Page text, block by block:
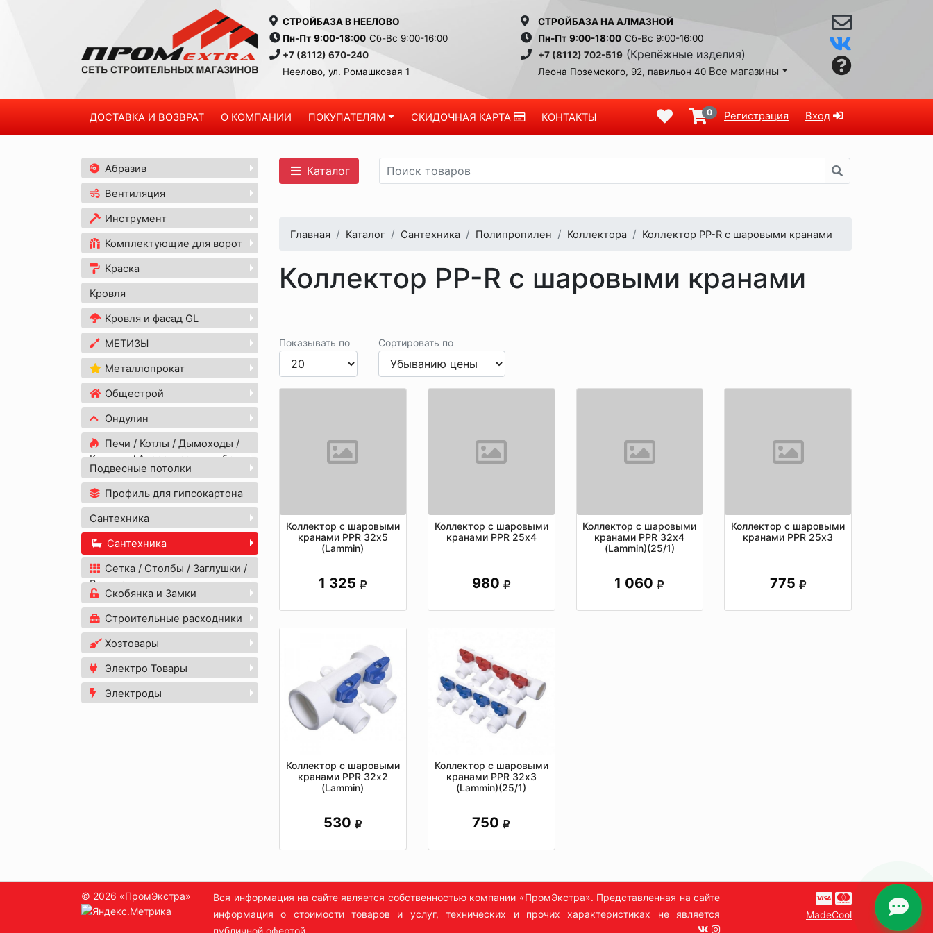
СТРОЙБАЗА В НЕЕЛОВО
Пн-Пт 9:00-18:00 Сб-Вс 9:00-16:00
+7 (8112) 670-240
Неелово, ул. Ромашковая 1
СТРОЙБАЗА НА АЛМАЗНОЙ
Пн-Пт 9:00-18:00 Сб-Вс 9:00-16:00
+7 (8112) 702-519 (Крепёжные изделия)
Леона Поземского, 92, павильон 40 Все магазины
ДОСТАВКА И ВОЗВРАТ О КОМПАНИИ ПОКУПАТЕЛЯМ СКИДОЧНАЯ КАРТА КОНТАКТЫ 0 Регистрация Вход
Абразив
Вентиляция
Инструмент
Комплектующие для ворот
Краска
Кровля
Кровля и фасад GL
МЕТИЗЫ
Металлопрокат
Общестрой
Ондулин
Печи / Котлы / Дымоходы /
Камины / Аксессуары для бани
Подвесные потолки
Профиль для гипсокартона
Сантехника
Сантехника
Сетка / Столбы / Заглушки /
Ворота
Скобянка и Замки
Строительные расходники
Хозтовары
Электро Товары
Электроды
Каталог
Главная Каталог Сантехника Полипропилен Коллектора Коллектор PP-R с шаровыми кранами
Коллектор PP-R с шаровыми кранами
Показывать по Сортировать по
Коллектор с шаровыми
кранами PPR 32х5
(Lammin)
1 325
Коллектор с шаровыми
кранами PPR 25х4
980
Коллектор с шаровыми
кранами PPR 32х4
(Lammin)(25/1)
1 060
Коллектор с шаровыми
кранами PPR 25х3
775
Коллектор с шаровыми
кранами PPR 32х2
(Lammin)
530
Коллектор с шаровыми
кранами PPR 32х3
(Lammin)(25/1)
750
© 2026 «ПромЭкстра»
Вся информация на сайте является собственностью компании «ПромЭкстра». Представленная на сайте
информация о стоимости товаров и услуг, технических и прочих характеристиках не является
публичной офертой
MadeCool